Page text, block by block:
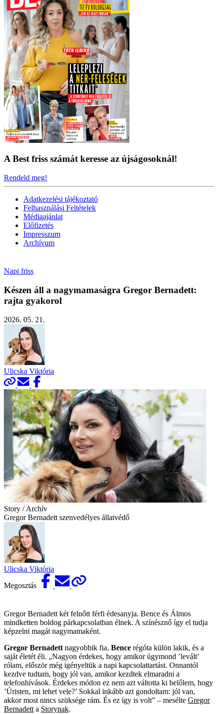
A Best friss számát keresse az újságosoknál!
Rendeld meg!
Adatkezelési tájékoztató
Felhasználási Feltételek
Médiaajánlat
Előfizetés
Impresszum
Archívum
Napi friss
Készen áll a nagymamaságra Gregor Bernadett:
rajta gyakorol
2026. 05. 21.
Ulicska Viktória
Story / Archív
Gregor Bernadett szenvedélyes állatvédő
Ulicska Viktória
Megosztás
Gregor Bernadett két felnőtt férfi édesanyja. Bence és Álmos
mindketten boldog párkapcsolatban élnek. A színésznő így el tudja
képzelni magát nagymamaként.
Gregor Bernadett nagyobbik fia, Bence régóta külön lakik, és a
saját életét éli. „Nagyon érdekes, hogy amikor úgymond ’levált’
rólam, először még igényeltük a napi kapcsolattartást. Onnantól
kezdve tudtam, hogy jól van, amikor kezdtek elmaradni a
telefonhívások. Érdekes módon ez nem azt váltotta ki belőlem, hogy
’Úristen, mi lehet vele?’ Sokkal inkább azt gondoltam: jól van,
akkor most nincs szüksége rám. És ez így is volt” – mesélte Gregor
Bernadett a Storynak.